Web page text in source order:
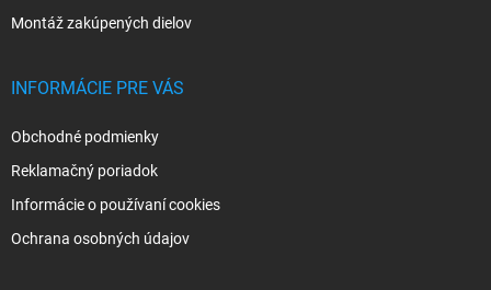
Montáž zakúpených dielov
INFORMÁCIE PRE VÁS
Obchodné podmienky
Reklamačný poriadok
Informácie o používaní cookies
Ochrana osobných údajov